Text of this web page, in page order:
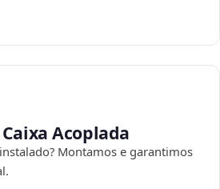
Acoplada
Montamos e garantimos